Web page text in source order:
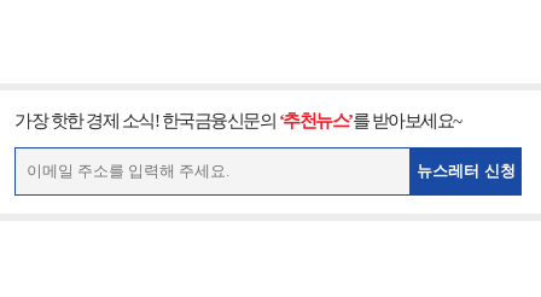
가장 핫한 경제 소식! 한국금융신문의 ‘추천뉴스’를 받아보세요~
뉴스레터 신청